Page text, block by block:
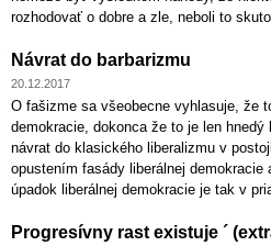
rozhodovať o dobre a zle, neboli to
Návrat do barbarizmu
20.12.2017
O fašizme sa všeobecne vyhlasuje, že
demokracie, dokonca že to je len
návrat do klasického liberalizmu v
opustením fasády liberálnej
úpadok liberálnej demokracie je tak v
Progresívny rast existuje ´